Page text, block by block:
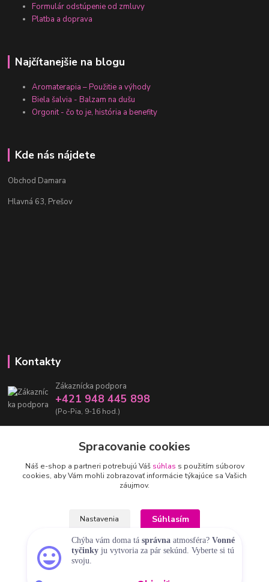
Formulár odstúpenie od zmluvy
Platba a doprava
Najčítanejšie na blogu
Aromaterapia – Použitie a výhody
Biela šalvia - Balzam na dušu
Orgonit - čo to je, história a benefity
Kde nás nájdete
Obchod Damara
Hlavná 63, Prešov
Kontakty
Zákaznícka podpora
+421 948 445 898
(Po-Pia, 9-16 hod.)
Upravit sběr cookies.
® 2018-2026 damarashop.sk - Všetky práva vyhradené Ⓒ
Vytvorené na
Spracovanie cookies
Náš e-shop a partneri potrebujú Váš súhlas s použitím súborov
cookies, aby Vám mohli zobrazovať informácie týkajúce sa Vašich
záujmov.
Nastavenia Súhlasím
Súhlas môžete odmietnuťtu.
Chýba vám doma tá správnaatmosféra?
svoju.
Overenyweb.cz